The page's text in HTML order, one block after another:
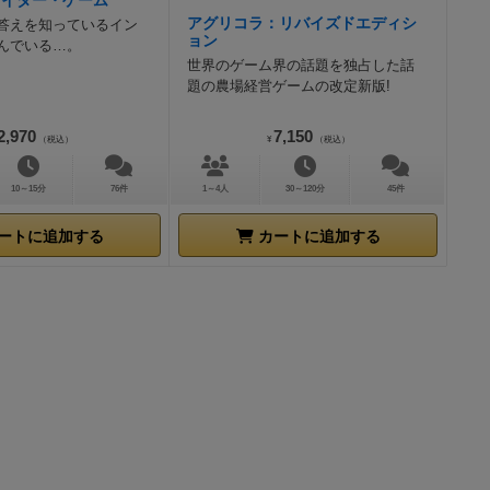
えを知っているイン
でいる…。
（税込）
10～15分 76件
トに追加する
アグリコラ：リバイズドエディシ
ョン
世界のゲーム界の話題を独占した話
題の農場経営ゲームの改定新版!
¥ 7,150 （税込）
1～4人 30～120分 45件
カートに追加する